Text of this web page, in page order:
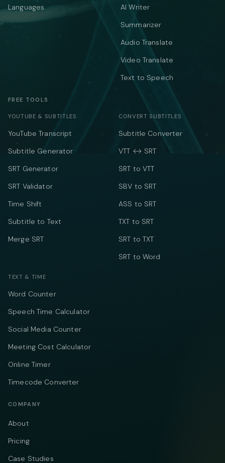
Languages
AI Writer
Summarizer
Audio Translate
Video Translate
Text to Speech
FREE TOOLS
YOUTUBE & SUBTITLES
YouTube Transcript
Subtitle Generator
SRT Generator
SRT Validator
Time Shift
Subtitle to Text
Merge SRT
CONVERT SUBTITLES
Subtitle Converter
VTT ↔ SRT
SRT to VTT
SBV to SRT
ASS to SRT
TXT to SRT
SRT to TXT
SRT to Word
TEXT & TIME
Word Counter
Speech Time Calculator
Social Media Counter
Meeting Cost Calculator
Online Timer
Timecode Converter
COMPANY
About
Pricing
Case Studies